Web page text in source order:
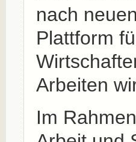
nach
Plattform
Arbeiten
Im